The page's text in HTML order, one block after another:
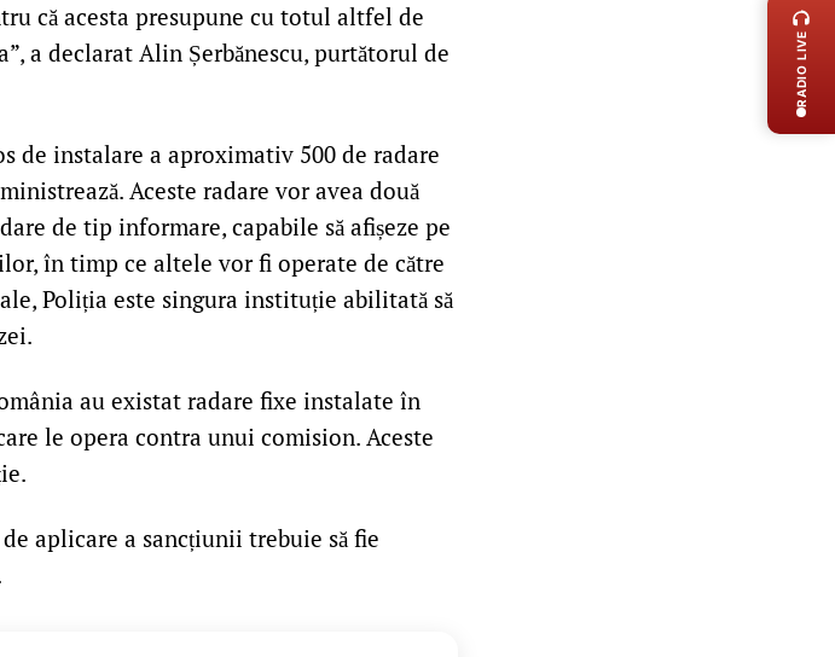
că acesta presupune cu totul altfel de
a declarat Alin Șerbănescu, purtătorul de
de instalare a aproximativ 500 de radare
Aceste radare vor avea două
de tip informare, capabile să afișeze pe
în timp ce altele vor fi operate de către
Poliția este singura instituție abilitată să
au existat radare fixe instalate în
le opera contra unui comision. Aceste
aplicare a sancțiunii trebuie să fie
RADIO LIVE